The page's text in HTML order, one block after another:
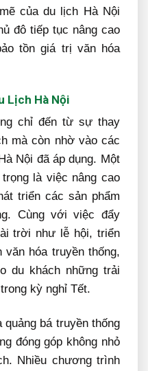
của du lịch Hà Nội
đô tiếp tục nâng cao
tồn giá trị văn hóa
Lịch Hà Nội
chỉ đến từ sự thay
mà còn nhờ vào các
Nội đã áp dụng. Một
là việc nâng cao
triển các sản phẩm
Cùng với việc đẩy
trời như lễ hội, triển
hóa truyền thống,
du khách những trải
kỳ nghỉ Tết.
bá truyền thống
đóng góp không nhỏ
Nhiều chương trình